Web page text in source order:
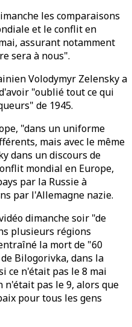
les comparaisons
et le conflit en
assurant notamment
sera à nous".
Volodymyr Zelensky a
"oublié tout ce qui
de 1945.
"dans un uniforme
mais avec le même
dans un discours de
mondial en Europe,
par la Russie à
par l'Allemagne nazie.
dimanche soir "de
plusieurs régions
la mort de "60
Bilogorivka, dans la
ce n'était pas le 8 mai
n'était pas le 9, alors que
pour tous les gens